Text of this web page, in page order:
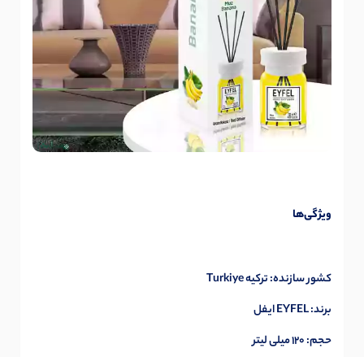
ویژگی‌ها
کشور سازنده: ترکیه Turkiye
برند: EYFEL ایفل
حجم: 120 میلی لیتر